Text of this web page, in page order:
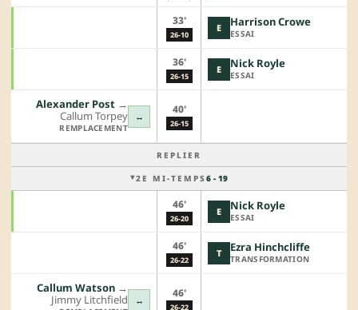
33'
26-10
E Harrison Crowe
ESSAI
36'
26-15
E Nick Royle
ESSAI
↔
Alexander Post →︎
Callum Torpey
REMPLACEMENT
40'
26-15
REPLIER
2E MI-TEMPS 6 - 19
46'
26-20
E Nick Royle
ESSAI
46'
26-22
T Ezra Hinchcliffe
TRANSFORMATION
↔
Callum Watson →︎
Jimmy Litchfield
46'
26-22